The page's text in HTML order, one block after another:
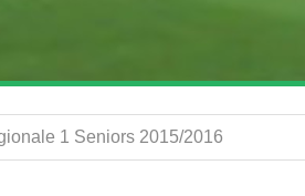
1 Seniors 2015/2016